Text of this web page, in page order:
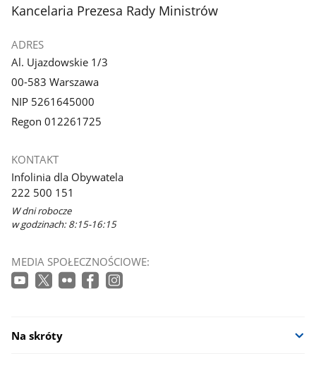
stopka
Kancelaria Prezesa Rady Ministrów
ADRES
Al. Ujazdowskie 1/3
00-583 Warszawa
NIP 5261645000
Regon 012261725
KONTAKT
Infolinia dla Obywatela
222 500 151
W dni robocze
w godzinach: 8:15-16:15
MEDIA SPOŁECZNOŚCIOWE:
Na skróty